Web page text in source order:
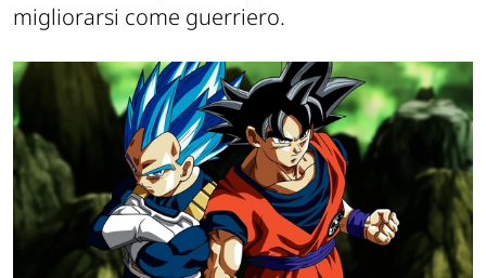
migliorarsi come guerriero.